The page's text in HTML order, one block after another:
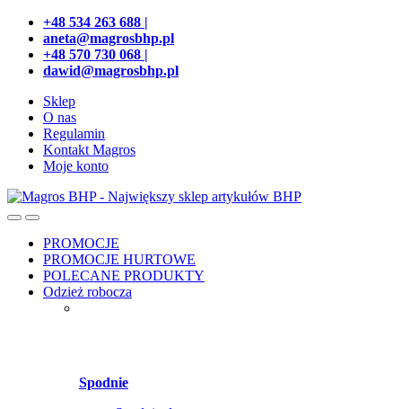
Przejdź
nawigacji
Przeskocz
treści
+48 534 263 688 |
aneta@magrosbhp.pl
+48 570 730 068 |
dawid@magrosbhp.pl
Sklep
O nas
Regulamin
Kontakt Magros
Moje konto
PROMOCJE
PROMOCJE HURTOWE
POLECANE PRODUKTY
Odzież robocza
Spodnie